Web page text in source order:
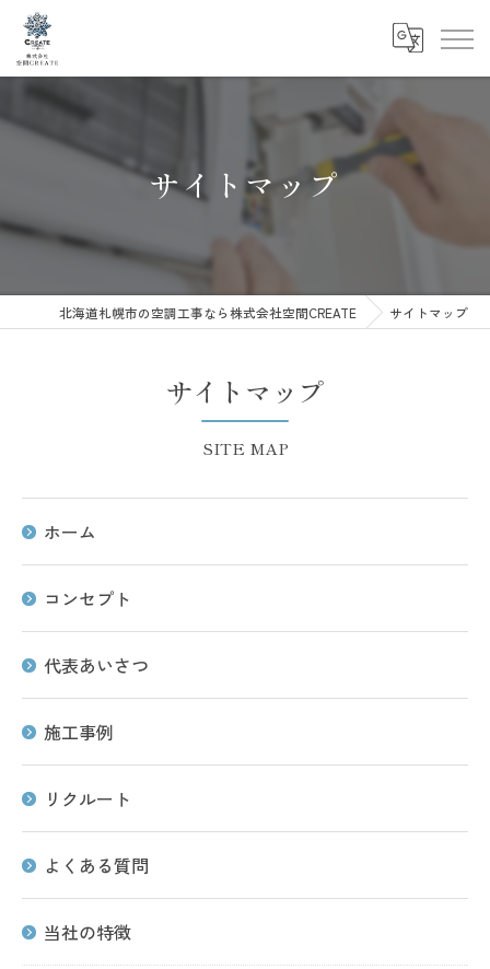
サイトマップ
北海道札幌市の空調工事なら株式会社空間CREATE サイトマップ
SITE MAP
サイトマップ
ホーム
コンセプト
代表あいさつ
施工事例
リクルート
よくある質問
当社の特徴